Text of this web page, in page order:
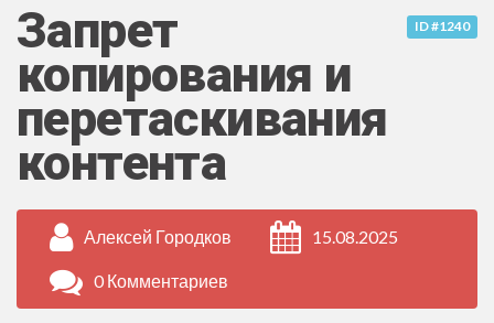
ID #1240
Запрет
копирования и
перетаскивания
контента
Алексей Городков 15.08.2025
0 Комментариев